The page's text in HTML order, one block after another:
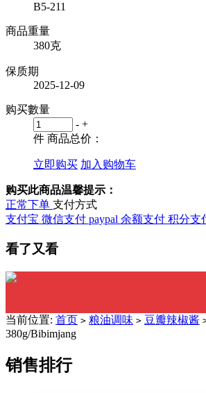
B5-211
商品重量
380克
保质期
2025-12-09
购买數量
- +
件 商品总价：
立即购买 加入购物车
购买此商品温馨提示：
正常下单 支付方式
支付宝 微信支付 paypal 余额支付 积分支
看了又看
当前位置: 首页 > 粮油调味 > 豆瓣辣椒酱
380g/Bibimjang
销售排行